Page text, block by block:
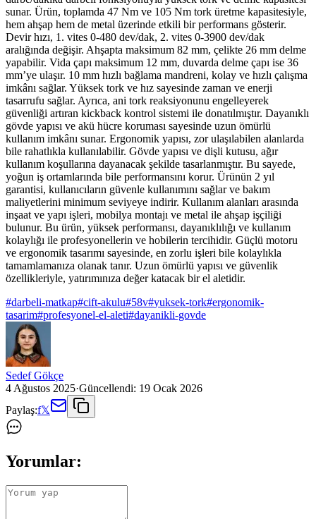
sunar. Ürün, toplamda 47 Nm ve 105 Nm tork üretme kapasitesiyle,
hem ahşap hem de metal üzerinde etkili bir performans gösterir.
Devir hızı, 1. vites 0-480 dev/dak, 2. vites 0-3900 dev/dak
aralığında değişir. Ahşapta maksimum 82 mm, çelikte 26 mm delme
yapabilir. Vida çapı maksimum 12 mm, duvarda delme çapı ise 36
mm’ye ulaşır. 10 mm hızlı bağlama mandreni, kolay ve hızlı çalışma
imkânı sağlar. Yüksek tork ve hız sayesinde zaman ve enerji
tasarrufu sağlar. Ayrıca, ani tork reaksiyonunu engelleyerek
güvenliği artıran kickback kontrol sistemi ile donatılmıştır. Dayanıklı
gövde yapısı ve akü hücre koruması sayesinde uzun ömürlü
kullanım imkânı sunar. Ergonomik yapısı, zor ulaşılabilen alanlarda
bile rahatlıkla kullanılabilir. Gövde yapısı ve dişli kutusu, ağır
kullanım koşullarına dayanacak şekilde tasarlanmıştır. Bu sayede,
yoğun iş ortamlarında bile performansını korur. Ürünün 2 yıl
garantisi, kullanıcıların güvenle kullanımını sağlar ve bakım
maliyetlerini minimum seviyeye indirir. Kullanım alanları arasında
inşaat ve yapı işleri, mobilya montajı ve metal ile ahşap işçiliği
bulunur. Bu ürün, yüksek performansı, dayanıklılığı ve kullanım
kolaylığı ile profesyonellerin ve hobilerin tercihidir. Güçlü motoru
ve ergonomik tasarımı sayesinde, en zorlu işleri bile kolaylıkla
tamamlamanıza olanak tanır. Uzun ömürlü yapısı ve güvenlik
özellikleriyle, yatırımınıza değer katacak bir el aletidir.
#darbeli-matkap#cift-akulu#58v#yuksek-tork#ergonomik-
tasarim#profesyonel-el-aleti#dayanikli-govde
Sedef Gökçe
4 Ağustos 2025·Güncellendi: 19 Ocak 2026
Paylaş:f𝕏
Yorumlar: